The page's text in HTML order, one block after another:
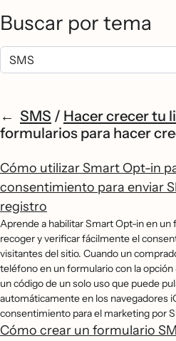
Buscar por tema
SMS / Hacer crecer tu
formularios para hacer
Cómo utilizar Smart Opt-in
consentimiento para enviar
registro
Aprende a habilitar Smart Opt-in en
recoger y verificar fácilmente el
visitantes del sitio. Cuando un
teléfono en un formulario con la
un código de un solo uso que puede
automáticamente en los navegadores
consentimiento para el marketing por
Cómo crear un formulario